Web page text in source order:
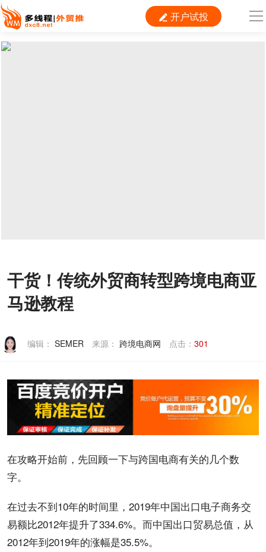
 开户试投
导
联系我们
干货！传统外贸商转型跨境电商亚
马逊教程
编辑： SEMER 来源： 跨境电商网 点击： 301
在攻略开始前，先回顾一下与跨国电商有关的几个数
字。
在过去不到10年的时间里，2019年中国出口电子商务交
易额比2012年提升了334.6%。而中国出口贸易总值，从
2012年到2019年的涨幅是35.5%。